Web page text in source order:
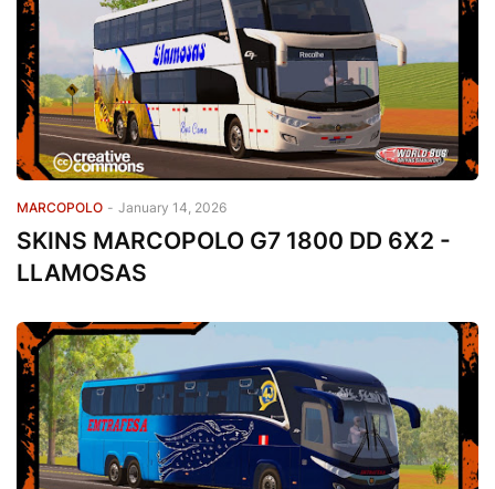
MARCOPOLO - January 14, 2026
SKINS MARCOPOLO G7 1800 DD 6X2 -
LLAMOSAS